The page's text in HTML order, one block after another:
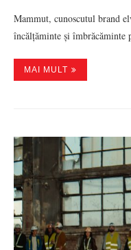
Mammut, cunoscutul brand
încălțăminte și îmbrăcăminte
MAI MULT